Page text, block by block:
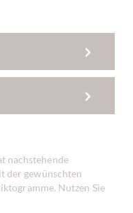
nachstehende
der gewünschten
Nutzen Sie